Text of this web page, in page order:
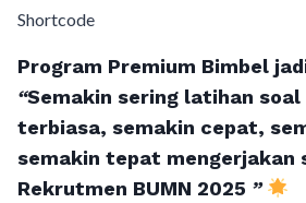
Shortcode
Program Premium Bimbel
“Semakin sering latihan soal
terbiasa, semakin cepat,
semakin tepat mengerjakan
Rekrutmen BUMN 2025 ”